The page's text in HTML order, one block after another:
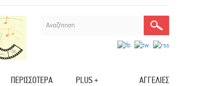
ΠΕΡΙΣΣΟΤΕΡΑ PLUS + ΑΓΓΕΛΙΕΣ